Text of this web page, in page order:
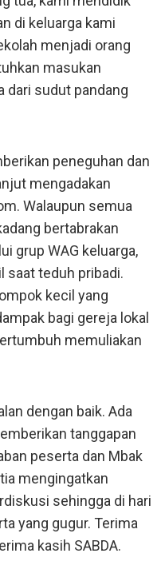
di keluarga kami
menjadi orang
masukan
dari sudut pandang
peneguhan dan
mengadakan
Walaupun semua
bertabrakan
grup WAG keluarga,
saat teduh pribadi.
kecil yang
bagi gereja lokal
memuliakan
dengan baik. Ada
tanggapan
peserta dan Mbak
mengingatkan
sehingga di hari
yang gugur. Terima
kasih SABDA.